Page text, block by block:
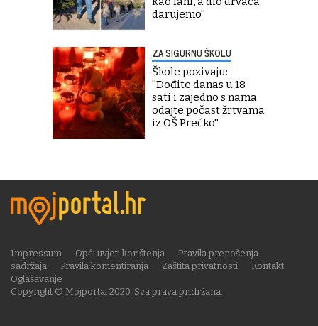
darujemo''
ZA SIGURNU ŠKOLU
Škole pozivaju:
''Dođite danas u 18
sati i zajedno s nama
odajte počast žrtvama
iz OŠ Prečko''
Copyright © Mojportal 2020. Sva prava pridržana.
Impressum Opći uvjeti korištenja
Pravila prenošenja
sadržaja
Pravila komentiranja Zaštita privatnosti
Kontakt
Oglašavanje